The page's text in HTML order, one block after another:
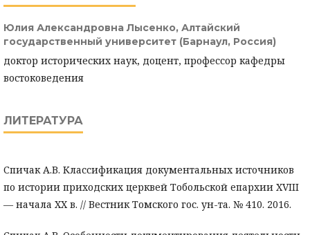
Юлия Александровна Лысенко, Алтайский
государственный университет (Барнаул, Россия)
доктор исторических наук, доцент, профессор кафедры
востоковедения
ЛИТЕРАТУРА
Спичак А.В. Классификация документальных источников
по истории приходских церквей Тобольской епархии XVIII
— начала XX в. // Вестник Томского гос. ун-та. № 410. 2016.